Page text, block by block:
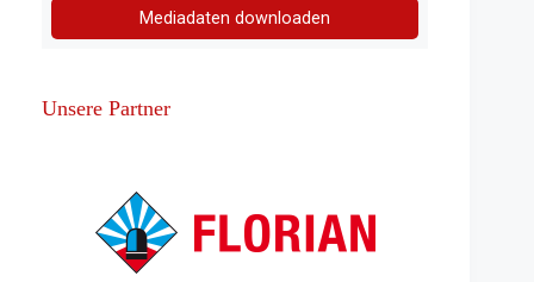
Mediadaten downloaden
Unsere Partner